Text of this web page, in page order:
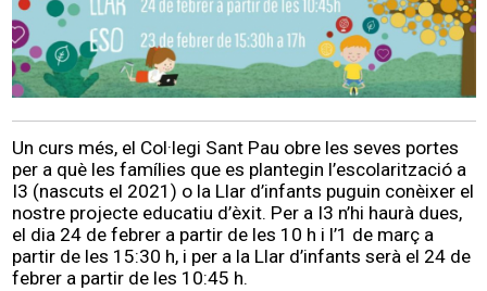
Un curs més, el Col·legi Sant Pau obre les seves portes
per a què les famílies que es plantegin l’escolarització a
I3 (nascuts el 2021) o la Llar d’infants puguin conèixer el
nostre projecte educatiu d’èxit. Per a I3 n’hi haurà dues,
el dia 24 de febrer a partir de les 10 h i l’1 de març a
partir de les 15:30 h, i per a la Llar d’infants serà el 24 de
febrer a partir de les 10:45 h.